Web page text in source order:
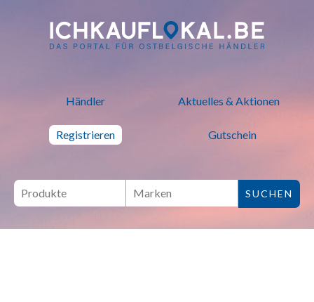
ich kauf lokal - Bei lokalen
Händler Aktuelles & Aktionen
Registrieren Gutschein